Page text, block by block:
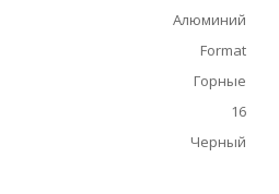
Алюминий
Format
Горные
16
Черный